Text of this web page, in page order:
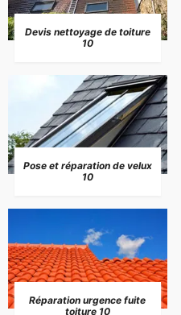
Devis nettoyage de toiture
10
Pose et réparation de velux
10
Réparation urgence fuite
toiture 10